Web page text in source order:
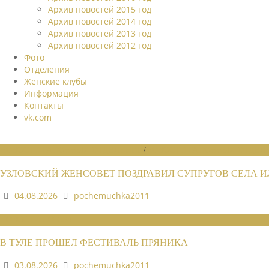
Архив новостей 2015 год
Архив новостей 2014 год
Архив новостей 2013 год
Архив новостей 2012 год
Фото
Отделения
Женские клубы
Информация
Контакты
vk.com
/
УЗЛОВСКИЙ ЖЕНСОВЕТ ПОЗДРАВИЛ СУПРУГОВ СЕЛА
04.08.2026
pochemuchka2011
В ТУЛЕ ПРОШЕЛ ФЕСТИВАЛЬ ПРЯНИКА
03.08.2026
pochemuchka2011